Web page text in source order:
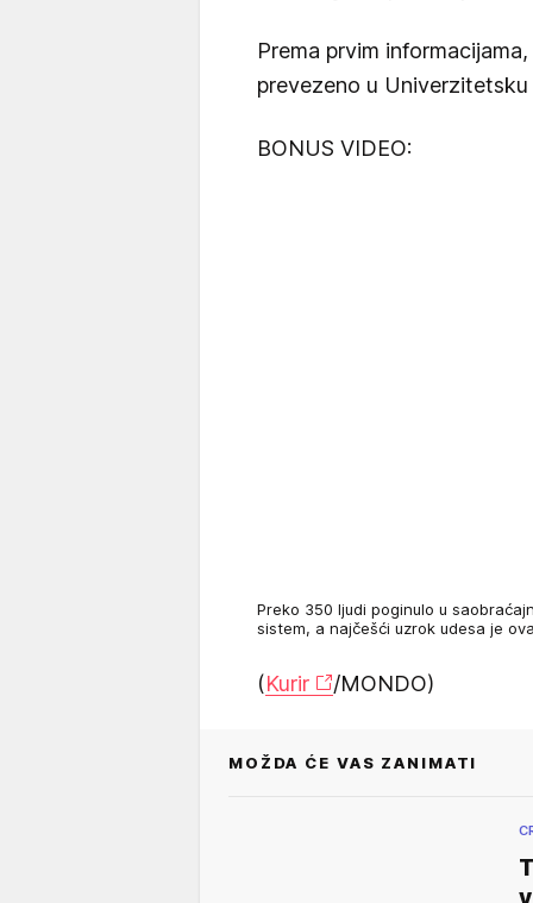
Prema prvim
prevezeno u
BONUS VIDEO:
Preko 350 ljudi poginulo u
sistem, a najčešći uzrok udesa je
(Kurir /MONDO)
MOŽDA ĆE VAS ZANIMATI